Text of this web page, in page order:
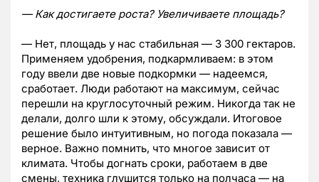
— Как достигаете роста? Увеличиваете площадь?
— Нет, площадь у нас стабильная — 3 300 гектаров.
Применяем удобрения, подкармливаем: в этом
году ввели две новые подкормки — надеемся,
сработает. Люди работают на максимум, сейчас
перешли на круглосуточный режим. Никогда так не
делали, долго шли к этому, обсуждали. Итоговое
решение было интуитивным, но погода показала —
верное. Важно помнить, что многое зависит от
климата. Чтобы догнать сроки, работаем в две
смены, техника глушится только на полчаса — на